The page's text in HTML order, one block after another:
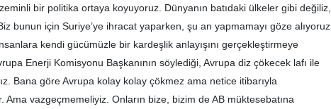
bir politika ortaya koyuyoruz. Dünyanın batıdaki ülkeler gibi değiliz,
bunun için Suriye’ye ihracat yaparken, şu an yapmamayı göze alıyoruz
kendi gücümüzle bir kardeşlik anlayışını gerçekleştirmeye
Enerji Komisyonu Başkanının söylediği, Avrupa diz çökecek lafı ile
Bana göre Avrupa kolay kolay çökmez ama netice itibarıyla
Ama vazgeçmemeliyiz. Onların bize, bizim de AB müktesebatına